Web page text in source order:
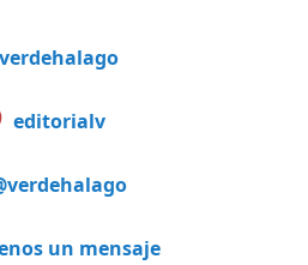
verdehalago
editorialv
un mensaje